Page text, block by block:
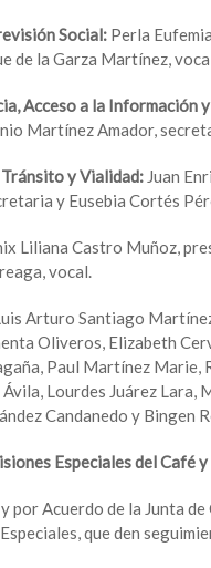
Social: Perla
de la Garza Martínez,
Acceso a la Información
Martínez Amador,
y Vialidad: Juan
y Eusebia Cortés
Liliana Castro Muñoz,
vocal.
Arturo Santiago
Oliveros, Elizabeth
Paul Martínez Marie,
Ávila, Lourdes Juárez
Candanedo y Bingen
Especiales del Café
por Acuerdo de la Junta
que den